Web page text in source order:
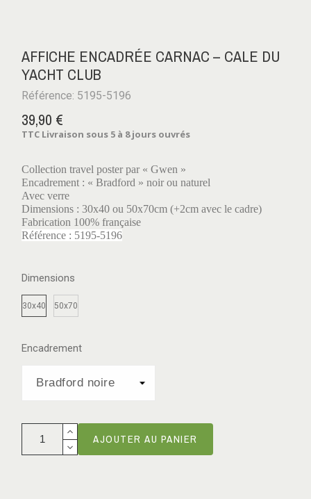
AFFICHE ENCADRÉE CARNAC – CALE DU
YACHT CLUB
Référence: 5195-5196
39,90 €
TTC Livraison sous 5 à 8 jours ouvrés
Collection travel poster par « Gwen »
Encadrement : « Bradford » noir ou naturel
Avec verre
Dimensions : 30x40 ou 50x70cm (+2cm avec le cadre)
Fabrication 100% française
Référence : 5195-5196
Dimensions
30x40 50x70
Encadrement
AJOUTER AU PANIER